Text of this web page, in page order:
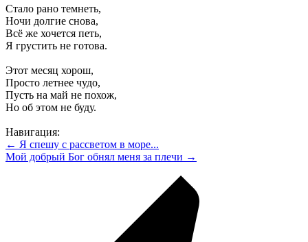
Стало рано темнеть,
Ночи долгие снова,
Всё же хочется петь,
Я грустить не готова.
Этот месяц хорош,
Просто летнее чудо,
Пусть на май не похож,
Но об этом не буду.
Навигация:
← Я спешу с рассветом в море...
Мой добрый Бог обнял меня за плечи →